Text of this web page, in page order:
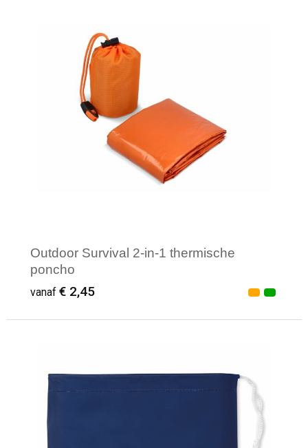
Outdoor Survival 2-in-1 thermische
poncho
vanaf € 2,45